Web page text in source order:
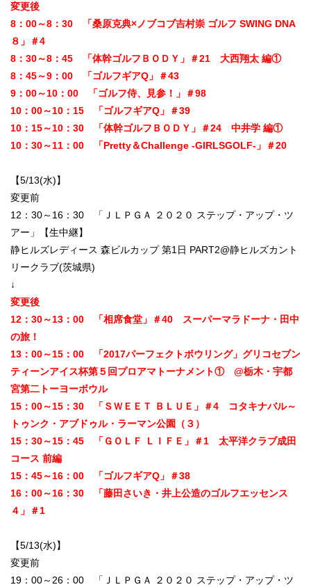
変更後
8：00～8：30 「桑原克典×ノブコブ吉村崇 ゴルフ SWING DNA
８」＃4
8：30～8：45 「体幹ゴルフＢＯＤＹ」＃21 大西翔太 編①
8：45～9：00 「ゴルフギアQ」＃43
9：00～10：00 「ゴルフ侍、見参！」＃98
10：00～10：15 「ゴルフギアQ」＃39
10：15～10：30 「体幹ゴルフＢＯＤＹ」＃24 中井学 編①
10：30～11：00 「Pretty＆Challenge -GIRLSGOLF-」＃20
【5/13(水)】
変更前
12：30～16：30 「ＪＬＰＧＡ ２０２０ ステップ・アップ・ツ
アー」【生中継】
静ヒルズレディース 森ビルカップ 第1日 PART2@静ヒルズカント
リークラブ(茨城県)
↓
変更後
12：30～13：00 「相席食堂」＃40 スーパーマラドーナ・田中
の旅！
13：00～15：00 「2017パーフェクトボウリング」グリコセブン
ティーンアイス杯第５回プロアマトーナメント① @栃木・宇都
宮第二トーヨーボウル
15：00～15：30 「ＳＷＥＥＴ ＢＬＵＥ」＃4 コタキナバル～
トゥンク・アブドゥル・ラーマン公園（３）
15：30～15：45 「ＧＯＬＦ ＬＩＦＥ」＃1 太平洋クラブ成田
コース 前編
15：45～16：00 「ゴルフギアQ」＃38
16：00～16：30 「藤田さいき・井上公造のゴルフエッセンス
４」＃1
【5/13(水)】
変更前
19：00～26：00 「ＪＬＰＧＡ ２０２０ ステップ・アップ・ツ